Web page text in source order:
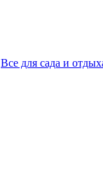
Все для сада и